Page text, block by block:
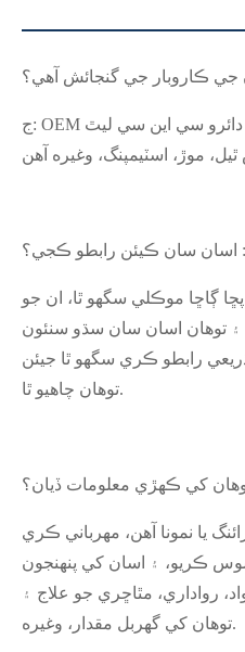
جي ڪاروبار جي گنجائش آهي؟
ج: OEM سروس. اسان جو ڪاروباري دائرو سي اين سي ليٿ
اسان سان ڪيئن رابطو ڪجي؟
ڳاڇا موڪلي سگهو ٿا، ان جو
۽ توهان اسان سان سڌو سنئون
رابطو ڪري سگهو ٿا جيئن
توهان چاهيو ٿا.
کي ڪهڙي معلومات ڏيان؟
يا نمونا آهن، مهرباني ڪري
ڪريو، ۽ اسان کي پنهنجون
رواداري، مٿاڇري جو علاج ۽
توهان کي گهربل مقدار، وغيره.